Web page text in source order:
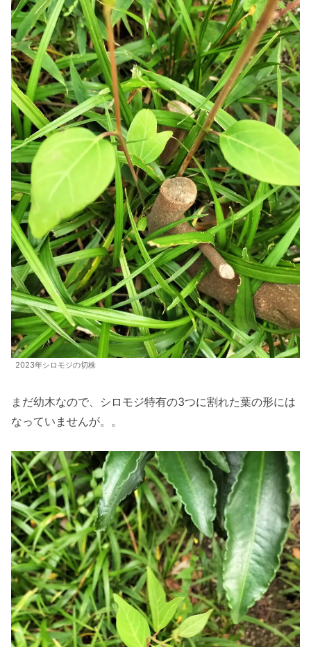
2023年シロモジの切株
まだ幼木なので、シロモジ特有の3つに割れた葉の形には
なっていませんが。。